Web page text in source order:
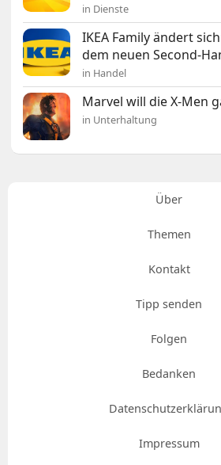
in Dienste
IKEA Family ändert
dem neuen Second-
in Handel
Marvel will die X-Men
in Unterhaltung
Über
Themen
Kontakt
Tipp senden
Folgen
Bedanken
Impressum